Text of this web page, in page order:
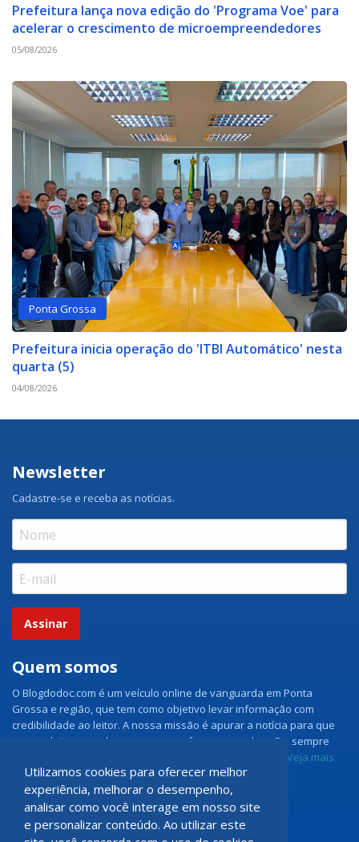
Utilizamos cookies para oferecer melhor
experiência, melhorar o desempenho,
analisar como você interage em nosso site
e personalizar conteúdo. Ao utilizar este
Prefeitura lança nova edição do 'Programa Voe' para
acelerar o crescimento de microempreendedores
05/08/2026
Ponta Grossa
Prefeitura inicia operação do 'ITBI Automático' nesta
quarta (5)
04/08/2026
Newsletter
Cadastre-se e receba as notícias.
Assinar
Quem somos
O Blogdodoc.com é um veículo online de vanguarda em Ponta
Grossa e região, que tem como objetivo levar informação com
credibilidade ao leitor. A nossa missão é apurar a notícia para que
nossos leitores tenham acesso aos fatos como eles são, sempre
Veja mais
Grupo Doc.com
Rua Rio de Janeiro, 150 - Sala 102